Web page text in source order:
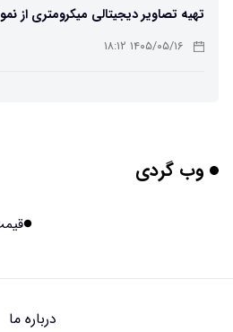
تهیه تصاویر دیجیتالی میکرومتری از
صنعتی۱۴۰۵/۰۵/۱۶ ۱۸:۱۲
وب گردی
درباره ما